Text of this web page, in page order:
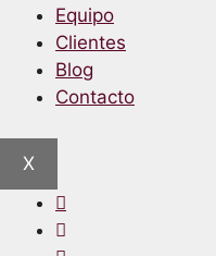
Equipo
Clientes
Blog
Contacto
X